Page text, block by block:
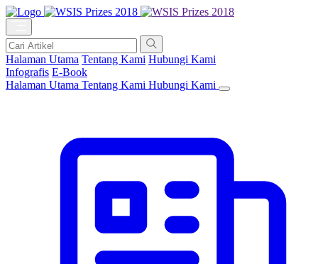
Halaman Utama Tentang Kami Hubungi Kami
Infografis E-Book
Halaman Utama Tentang Kami Hubungi Kami